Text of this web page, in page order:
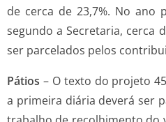
de cerca de 23,7%. No ano
segundo a Secretaria, cerca
ser parcelados pelos
Pátios – O texto do projeto
a primeira diária deverá ser